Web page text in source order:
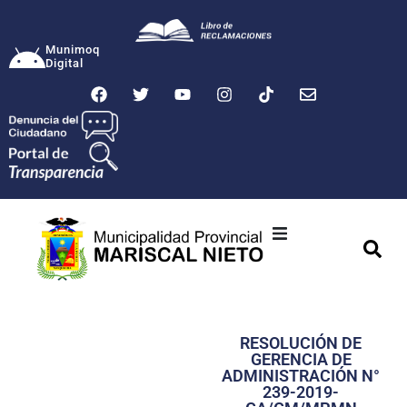
Munimoq
Digital
Transparencia
Seguridad
RESOLUCIÓN DE
GERENCIA DE
ADMINISTRACIÓN N°
239-2019-